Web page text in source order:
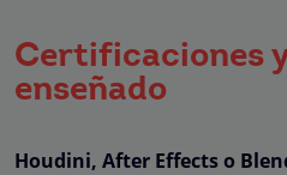
Certificaciones
enseñado
Houdini, After Effects o